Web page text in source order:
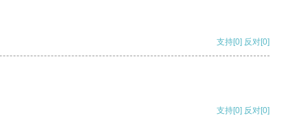
支持[0] 反对[0]
支持[0] 反对[0]